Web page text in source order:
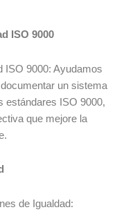
ISO 9000
ISO 9000: Ayudamos
un sistema
estándares ISO 9000,
que mejore la
de Igualdad: